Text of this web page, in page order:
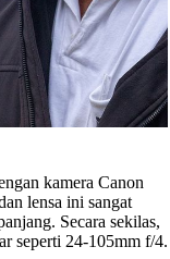
kamera Canon
lensa ini sangat
Secara sekilas,
seperti 24-105mm f/4.